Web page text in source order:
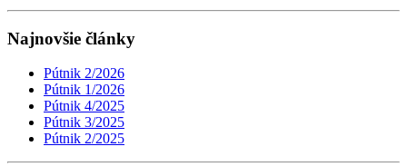
Najnovšie články
Pútnik 2/2026
Pútnik 1/2026
Pútnik 4/2025
Pútnik 3/2025
Pútnik 2/2025